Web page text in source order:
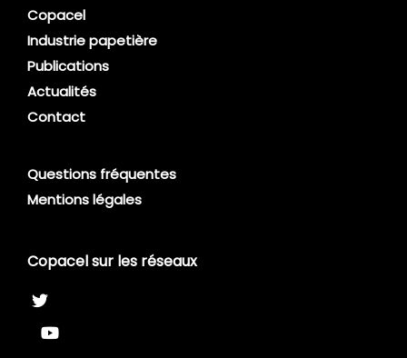
Copacel
Industrie papetière
Publications
Actualités
Contact
Questions fréquentes
Mentions légales
Copacel sur les réseaux